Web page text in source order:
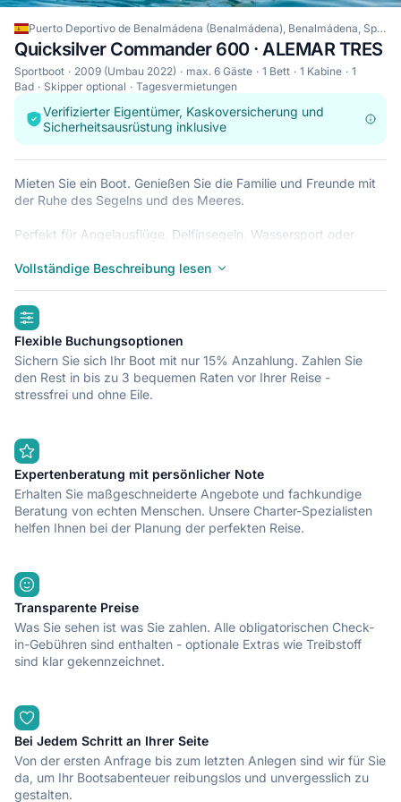
Puerto Deportivo de Benalmádena (Benalmádena), Benalmádena, Spanien
Quicksilver Commander 600 · ALEMAR TRES
Sportboot 2009 (Umbau 2022) max. 6 Gäste 1 Bett 1 Kabine
1
Bad
Skipper optional Tagesvermietungen
Verifizierter Eigentümer, Kaskoversicherung und
Sicherheitsausrüstung inklusive
Mieten Sie ein Boot. Genießen Sie die Familie und Freunde mit
der Ruhe des Segelns und des Meeres.
Perfekt für Angelausflüge, Delfinsegeln, Wassersport oder
der Sonne bewundern.
Quicksilver von 6 Metern Länge mit einem Quecksilbermotor
von 115 cv und einer Kapazität für 6 Personen.
VERBESSERTE PREISE
** Sie benötigen den grundlegenden Navigationstitel, aber Sie
haben ihn, rufen Sie uns an und wir erklären, wie man ihn
Mercury F115 cv Motor, Bluetooth USB Radio mit externen
Lautsprechern, GPS-Sonde, Badtreppe, Solarium mit
gepolsterten Sitzen, Bilgenpumpe, selbstentleerender Helm,
Bimini toldo, Cañeros, Verankerung, Mehrzweckbuchtisch,
Selbstentleerung für Eis- und Getränketrommel,
Haftpflicht- und Besatzungshaftpflichtversicherung.
Sicherheitsausrüstung, die nach den geltenden Vorschriften
erforderlich ist.
Obligatorische Ablagerung, leichter Anlegeplatz und Wasser
Private Parkplätze im Hafen inbegriffen.
Wir führen einen persönlichen Check-in- und Check-out-
Service durch, der aus der Rezeption des Kunden am Eingang
des privaten Parkplatzes des Hafens (kostenloser Parkplatz)
besteht, der Abfahrt des Festmachers durch unser
Vollständige Beschreibung lesen
highlights
Flexible Buchungsoptionen
Sichern Sie sich Ihr Boot mit nur 15% Anzahlung. Zahlen Sie
den Rest in bis zu 3 bequemen Raten vor Ihrer Reise -
stressfrei und ohne Eile.
Expertenberatung mit persönlicher Note
Erhalten Sie maßgeschneiderte Angebote und fachkundige
Beratung von echten Menschen. Unsere Charter-Spezialisten
helfen Ihnen bei der Planung der perfekten Reise.
Transparente Preise
Was Sie sehen ist was Sie zahlen. Alle obligatorischen Check-
in-Gebühren sind enthalten - optionale Extras wie Treibstoff
sind klar gekennzeichnet.
Bei Jedem Schritt an Ihrer Seite
Von der ersten Anfrage bis zum letzten Anlegen sind wir für Sie
da, um Ihr Bootsabenteuer reibungslos und unvergesslich zu
gestalten.